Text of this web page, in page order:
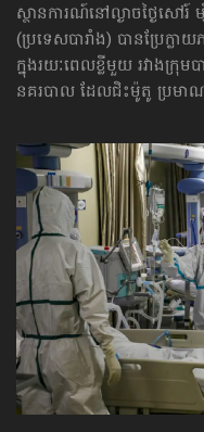
ស្ថានការណ៍នៅល្ងាចថ្ងៃសៅ
(ប្រទេសបារាំង) បានប្រែក្ល
ក្នុងរយៈពេលខ្លីមួយ រវាងក្រុ
នគរបាល ដែលជិះម៉ូតូ ប្រមា